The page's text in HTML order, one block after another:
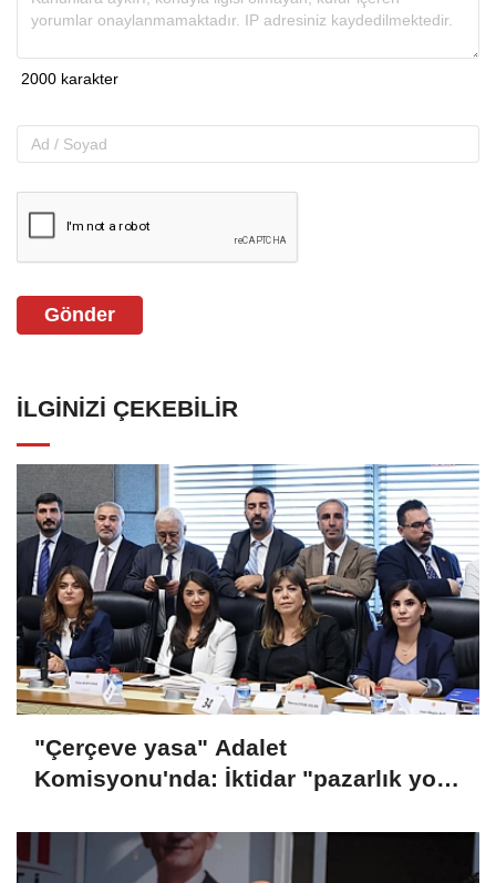
Gönder
İLGINIZI ÇEKEBILIR
"Çerçeve yasa" Adalet
Komisyonu'nda: İktidar "pazarlık yok"
çağrısı geldi